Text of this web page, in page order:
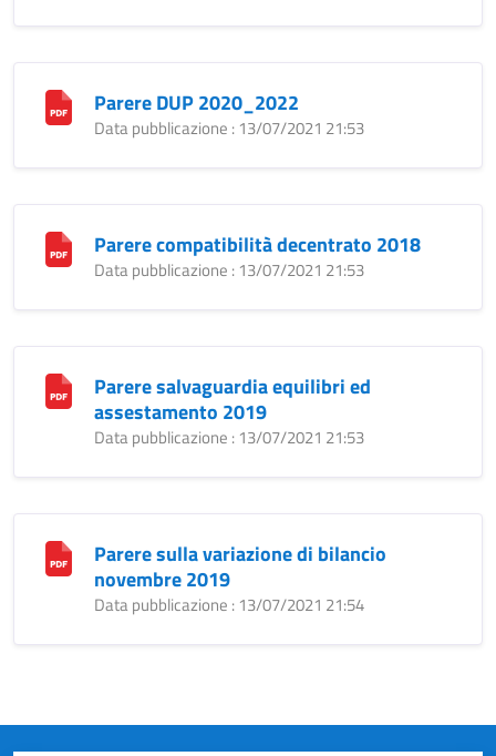
Parere DUP 2020_2022
Data pubblicazione : 13/07/2021 21:53
Parere compatibilità decentrato 2018
Data pubblicazione : 13/07/2021 21:53
Parere salvaguardia equilibri ed
assestamento 2019
Data pubblicazione : 13/07/2021 21:53
Parere sulla variazione di bilancio
novembre 2019
Data pubblicazione : 13/07/2021 21:54